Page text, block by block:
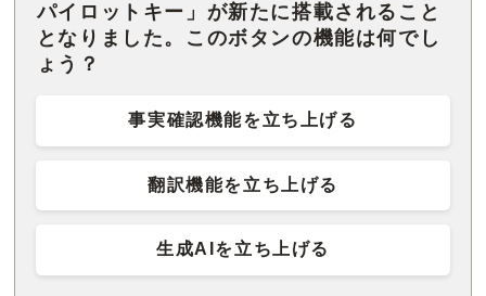
パイロットキー」が新たに搭載されること
となりました。このボタンの機能は何でし
ょう？
事実確認機能を立ち上げる
翻訳機能を立ち上げる
生成AIを立ち上げる